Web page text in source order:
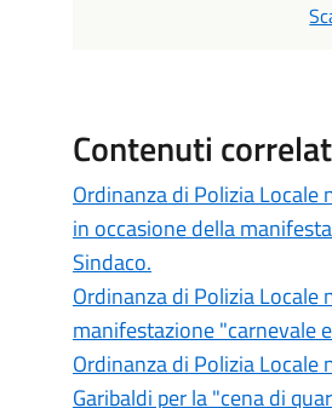
Contenuti
Ordinanza di Polizia
in occasione della
Sindaco.
Ordinanza di Polizia
manifestazione "carnevale
Ordinanza di Polizia
Garibaldi per la "cena di